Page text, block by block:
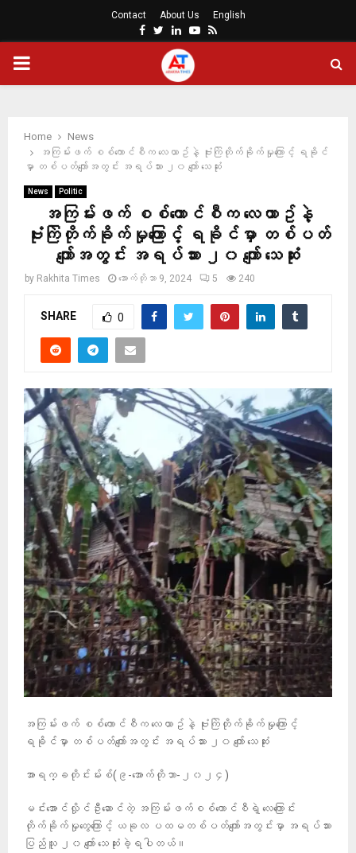
Contact About Us English
Facebook
Twitter
LinkedinYoutube
Rss
PRIMARY
Home
News
အကြမ်းဖက် စစ်ကောင်စီက လေယာဥ်နဲ့ ဗုံးကြဲတိုက်ခိုက်မှုကြောင့် ရခိုင်
မှာ တစ်ပတ်ကျော်အတွင်း အရပ်သား ၂၀ ကျော် သေဆုံး
News Politic
အကြမ်းဖက် စစ်ကောင်စီက လေယာဥ်နဲ့
ဗုံးကြဲတိုက်ခိုက်မှုကြောင့် ရခိုင်မှာ တစ်ပတ်
ကျော်အတွင်း အရပ်သား ၂၀ ကျော် သေဆုံး
by Rakhita Times အောက်တိုဘာ 9, 2024 5 240
SHARE 0
အကြမ်းဖက် စစ်ကောင်စီက လေယာဥ်နဲ့ ဗုံးကြဲတိုက်ခိုက်မှုကြောင့်
ရခိုင်မှာ တစ်ပတ်ကျော်အတွင်း အရပ်သား ၂၀ ကျော် သေဆုံး
အာရက္ခတိုင်းမ်းစ်(၉-အောက်တိုဘာ-၂၀၂၄)
မင်းအောင်လှိုင်ဦးဆောင်တဲ့ အကြမ်းဖက်စစ်ကောင်စီရဲ့ လေကြောင်း
တိုက်ခိုက်မှုတွေကြောင့် ယခုလ ပထမတစ်ပတ်ကျော်အတွင်းမှာ အရပ်သား
ပြည်သူ ၂၀ ကျော် သေဆုံးခဲ့ရပါတယ်။